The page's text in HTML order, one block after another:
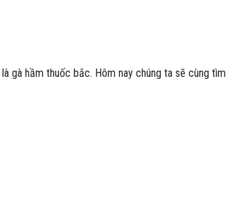
gà hầm thuốc bắc. Hôm nay chúng ta sẽ cùng tìm